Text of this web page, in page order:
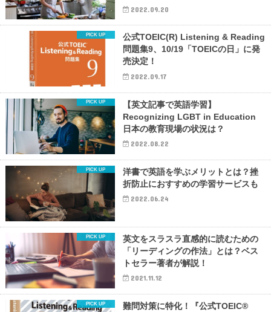
2022.09.20
公式TOEIC(R) Listening & Reading
問題集9、10/19「TOEICの日」に発
売決定！
2022.09.17
【英文記事で英語学習】
Recognizing LGBT in Education
日本の教育現場の状況は？
2022.08.22
洋書で英語を学ぶメリットとは？挫
折防止におすすめの学習サービスも
2022.06.24
英文をスラスラ直感的に読むための
「リーディングの作法」とは？ベス
トセラー著者が解説！
2021.11.12
難問対策に特化！『公式TOEIC®